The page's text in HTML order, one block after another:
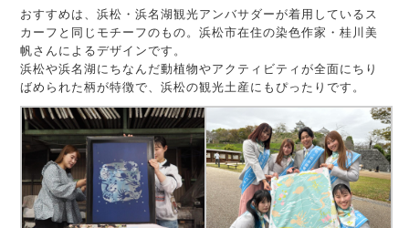
おすすめは、浜松・浜名湖観光アンバサダーが着用しているス
カーフと同じモチーフのもの。浜松市在住の染色作家・桂川美
帆さんによるデザインです。
浜松や浜名湖にちなんだ動植物やアクティビティが全面にちり
ばめられた柄が特徴で、浜松の観光土産にもぴったりです。